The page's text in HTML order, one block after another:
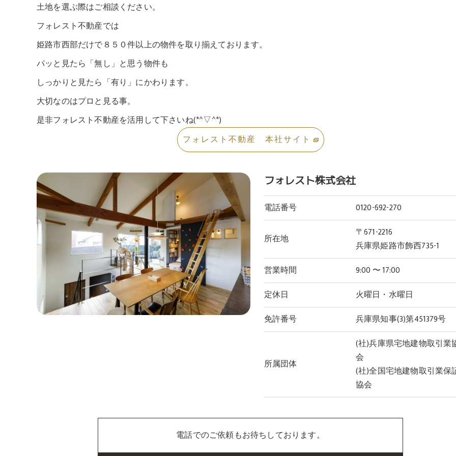
土地を選ぶ際はご相談ください。
フォレスト不動産では
姫路市西部だけで８５０件以上の物件を取り揃えております。
パッと見たら「無し」と思う物件も
しっかりと見たら「有り」にかわります。
大切なのはプロと見る事。
是非フォレスト不動産を活用して下さいね(*^▽^*)
フォレスト不動産 本社サイト
フォレスト株式会社
電話番号 0120-692-270
所在地
〒671-2216
兵庫県姫路市飾西735-1
営業時間
9:00 〜 17:00
定休日
火曜日・水曜日
免許番号
兵庫県知事(3)第451379号
所属団体
(社)兵庫県宅地建物取引業
会
(社)全国宅地建物取引業保
協会
電話でのご依頼もお待ちしております。